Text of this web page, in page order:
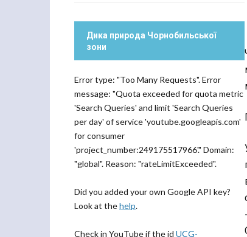
Дика природа Чорнобильської
зони
Error type: "Too Many Requests". Error
message: "Quota exceeded for quota metric
'Search Queries' and limit 'Search Queries
per day' of service 'youtube.googleapis.com'
for consumer
'project_number:249175517966'." Domain:
"global". Reason: "rateLimitExceeded".
Did you added your own Google API key?
Look at thehelp.
Check in YouTube if the id UCG-